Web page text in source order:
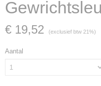
€ 19,52 (exclusief btw 21%)
Aantal